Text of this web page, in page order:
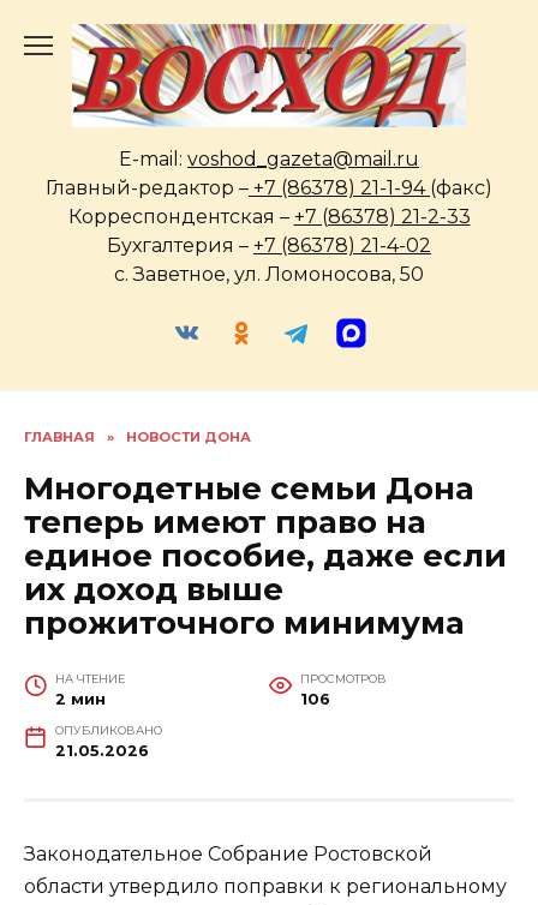
содержанию
E-mail: voshod_gazeta@mail.ru
Главный-редактор – +7 (86378) 21-1-94 (факс)
Корреспондентская – +7 (86378) 21-2-33
Бухгалтерия – +7 (86378) 21-4-02
с. Заветное, ул. Ломоносова, 50
ГЛАВНАЯ » НОВОСТИ ДОНА
Многодетные семьи Дона
теперь имеют право на
единое пособие, даже если
их доход выше
прожиточного минимума
НА ЧТЕНИЕ
2 мин
ПРОСМОТРОВ
106
ОПУБЛИКОВАНО
21.05.2026
Законодательное Собрание Ростовской
области утвердило поправки к региональному